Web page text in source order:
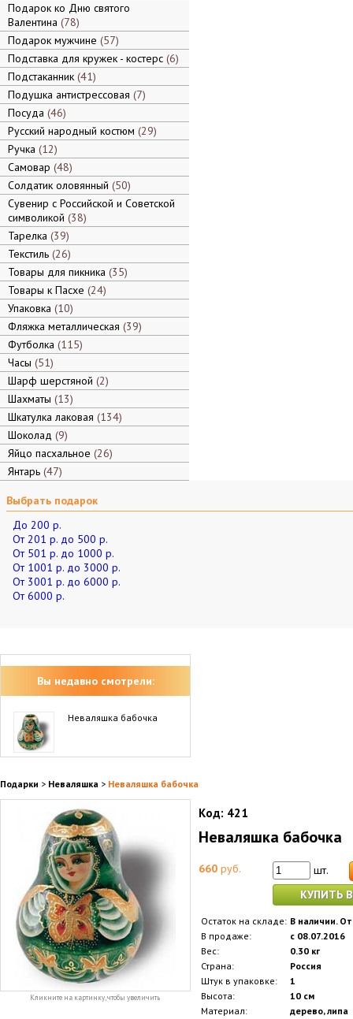
Подарок ко Дню святого
Валентина 78
Подарок мужчине 57
Подставка для кружек - костерс 6
Подстаканник 41
Подушка антистрессовая 7
Посуда 46
Русский народный костюм 29
Ручка 12
Самовар 48
Солдатик оловянный 50
Сувенир с Российской и Советской
символикой 38
Тарелка 39
Текстиль 26
Товары для пикника 35
Товары к Пасхе 24
Упаковка 10
Фляжка металлическая 39
Футболка 115
Часы 51
Шарф шерстяной 2
Шахматы 13
Шкатулка лаковая 134
Шоколад 9
Яйцо пасхальное 26
Янтарь 47
Выбрать подарок
До 200 р.
От 201 р. до 500 р.
От 501 р. до 1000 р.
От 1001 р. до 3000 р.
От 3001 р. до 6000 р.
От 6000 р.
Вы недавно смотрели:
Неваляшка бабочка
Подарки > Неваляшка > Неваляшка бабочка
Кликните на картинку, чтобы увеличить
Код: 421
Неваляшка бабочка
660 руб.
шт.
КУПИТЬ
Остаток на складе: В наличии.
В продаже:
с 08.07.2016
Вес:
0.30 кг
Страна:
Россия
Штук в упаковке:
1
Высота:
10 см
Материал:
дерево, липа